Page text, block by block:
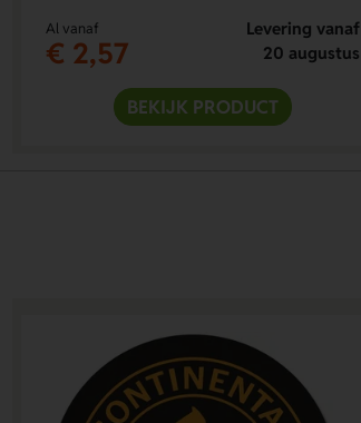
Al vanaf
€ 2,57
Levering vanaf
20 augustus
BEKIJK PRODUCT